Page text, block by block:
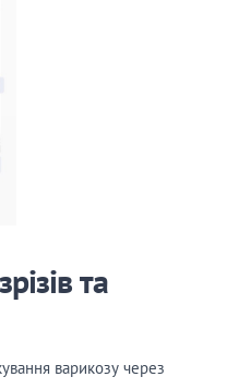
та
варикозу через